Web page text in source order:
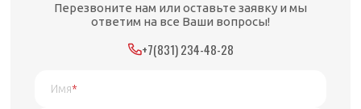
Перезвоните нам или оставьте заявку и мы
ответим на все Ваши вопросы!
+7(831) 234-48-28
Имя*